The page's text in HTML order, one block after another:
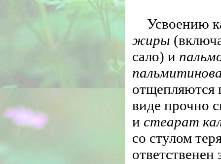
Усвоению
жиры
сало) и
отщепляются
виде прочно
и стеарат
со стулом